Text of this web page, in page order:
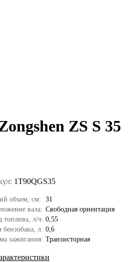
ZS S 35
1T90QGS35
объем, см:
31
вала: Свободная ориентация
топлива, л/ч: 0,55
бензобака, л: 0,6
зажигания: Транзисторная